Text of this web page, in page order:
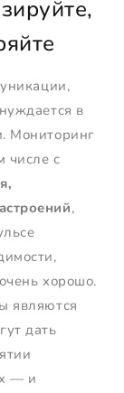
в
Мониторинг
числе с
,
хорошо.
являются
дать
— и